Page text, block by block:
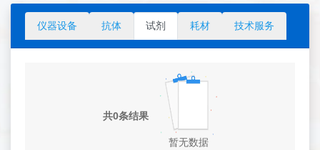
仪器设备 抗体 试剂 耗材 技术服务
共0条结果
暂无数据